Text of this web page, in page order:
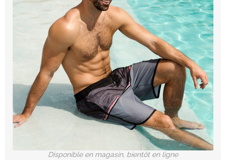
Disponible en magasin, bientôt en ligne